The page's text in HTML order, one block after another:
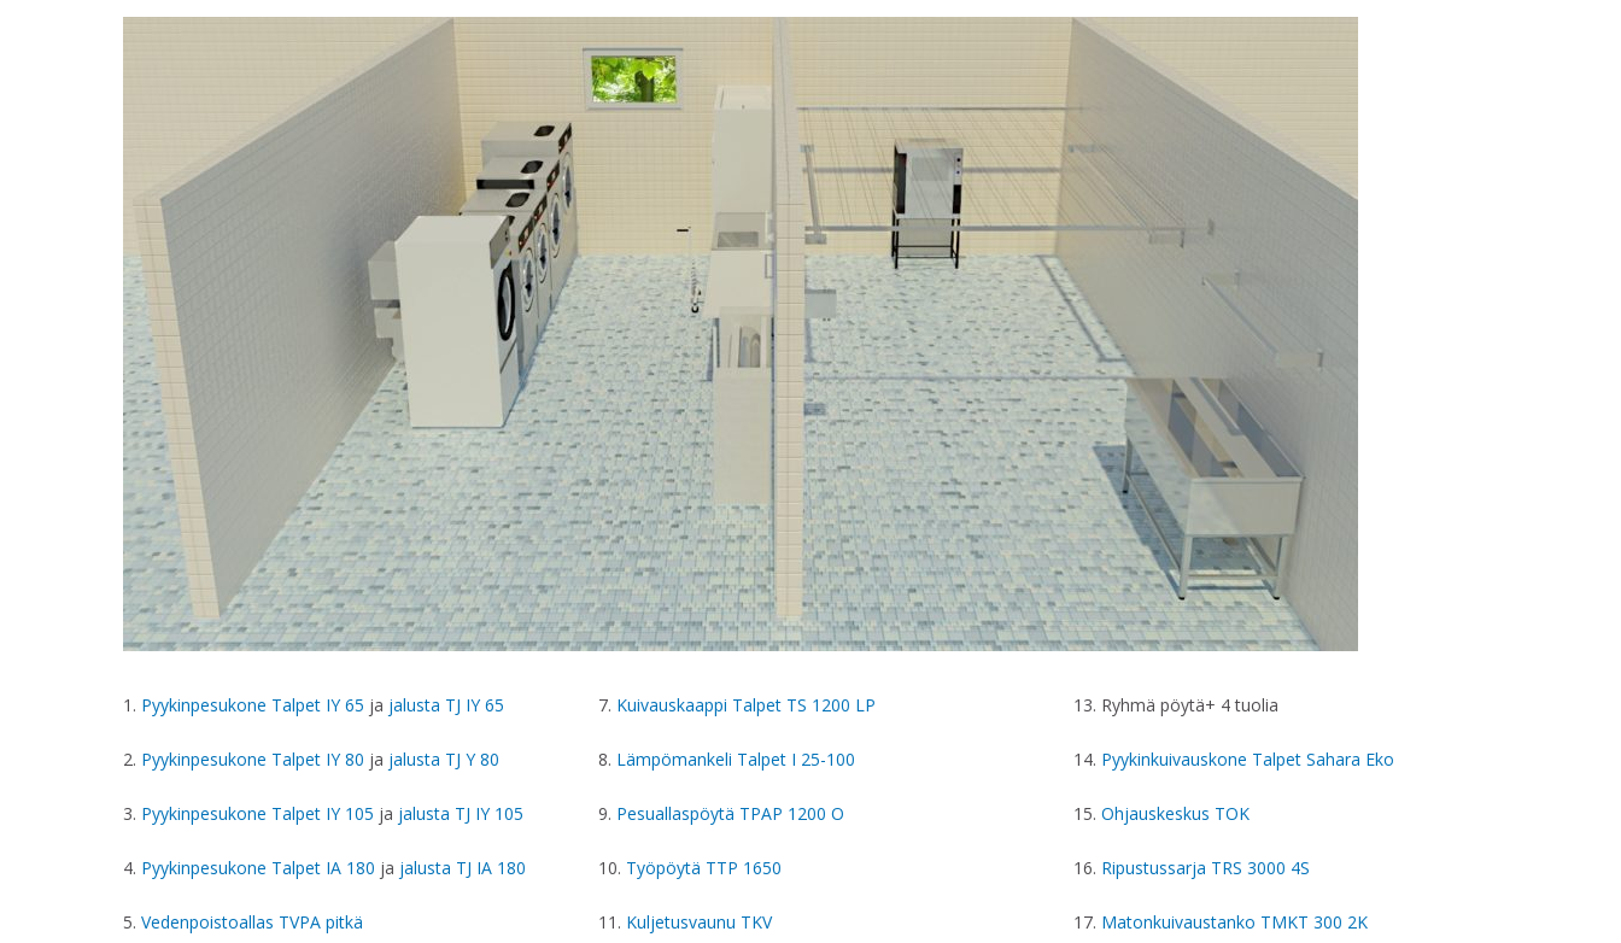
1. Pyykinpesukone Talpet IY 65 ja jalusta TJ IY 65
2. Pyykinpesukone Talpet IY 80 ja jalusta TJ Y 80
3. Pyykinpesukone Talpet IY 105 ja jalusta TJ IY 105
4. Pyykinpesukone Talpet IA 180 ja jalusta TJ IA 180
5. Vedenpoistoallas TVPA pitkä
7. Kuivauskaappi Talpet TS 1200 LP
8. Lämpömankeli Talpet I 25-100
9. Pesuallaspöytä TPAP 1200 O
10. Työpöytä TTP 1650
11. Kuljetusvaunu TKV
13. Ryhmä pöytä+ 4 tuolia
14. Pyykinkuivauskone Talpet Sahara Eko
15. Ohjauskeskus TOK
16. Ripustussarja TRS 3000 4S
17. Matonkuivaustanko TMKT 300 2K